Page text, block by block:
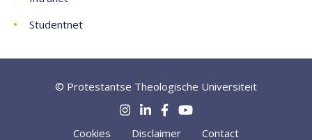
Studentnet
© Protestantse Theologische Universiteit
Cookies Disclaimer Contact